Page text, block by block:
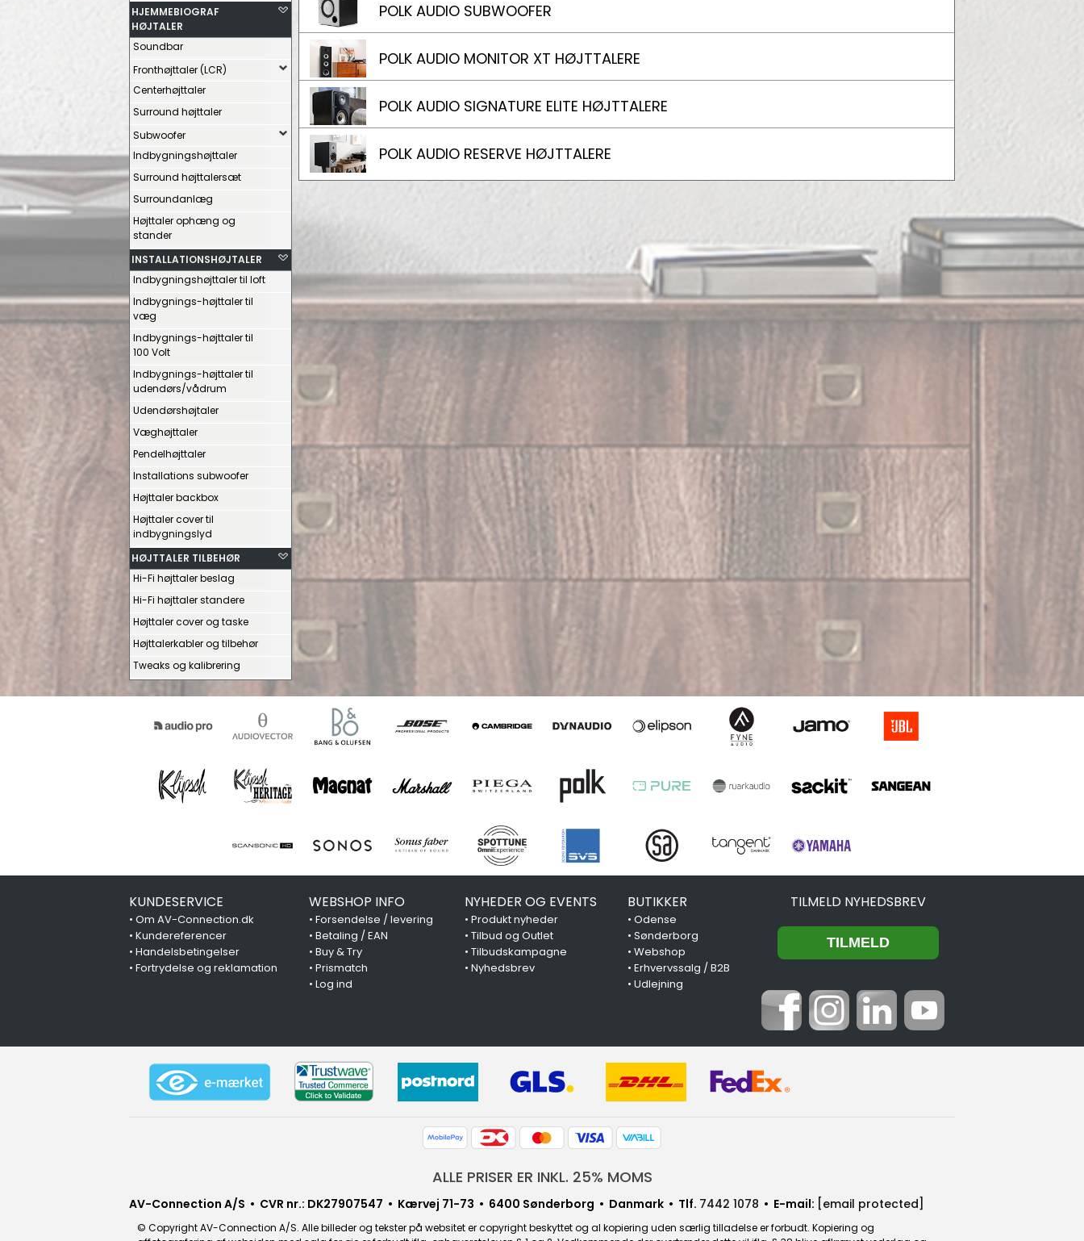
HJEMMEBIOGRAF
HØJTALER
Soundbar
Fronthøjttaler (LCR)
Centerhøjttaler
Surround højttaler
Subwoofer
Indbygningshøjttaler
Surround højttalersæt
Surroundanlæg
Højttaler ophæng og
stander
INSTALLATIONSHØJTALER
Indbygningshøjttaler til loft
Indbygnings-højttaler til
væg
Indbygnings-højttaler til
100 Volt
Indbygnings-højttaler til
udendørs/vådrum
Udendørshøjtaler
Væghøjttaler
Pendelhøjttaler
Installations subwoofer
Højttaler backbox
Højttaler cover til
indbygningslyd
HØJTTALER TILBEHØR
Hi-Fi højttaler beslag
Hi-Fi højttaler standere
Højttaler cover og taske
Højttalerkabler og tilbehør
Tweaks og kalibrering
POLK AUDIO SUBWOOFER
POLK AUDIO MONITOR XT HØJTTALERE
POLK AUDIO SIGNATURE ELITE HØJTTALERE
POLK AUDIO RESERVE HØJTTALERE
KUNDESERVICE
• Om AV-Connection.dk
• Kundereferencer
• Handelsbetingelser
• Fortrydelse og reklamation
WEBSHOP INFO
• Forsendelse / levering
• Betaling / EAN
• Buy & Try
• Prismatch
• Log ind
NYHEDER OG EVENTS
• Produkt nyheder
• Tilbud og Outlet
• Tilbudskampagne
• Nyhedsbrev
BUTIKKER
•Odense
•Sønderborg
•Webshop
•Erhvervssalg / B2B
•Udlejning
TILMELD NYHEDSBREV
ALLE PRISER ER INKL. 25% MOMS
AV-Connection A/S • CVR nr.: DK27907547 • Kærvej 71-73 • 6400 Sønderborg • Danmark • Tlf. 7442 1078 • E-mail: [email protected]
© Copyright AV-Connection A/S. Alle billeder og tekster på websitet er copyright beskyttet og al kopiering uden særlig tilladelse er forbudt. Kopiering og